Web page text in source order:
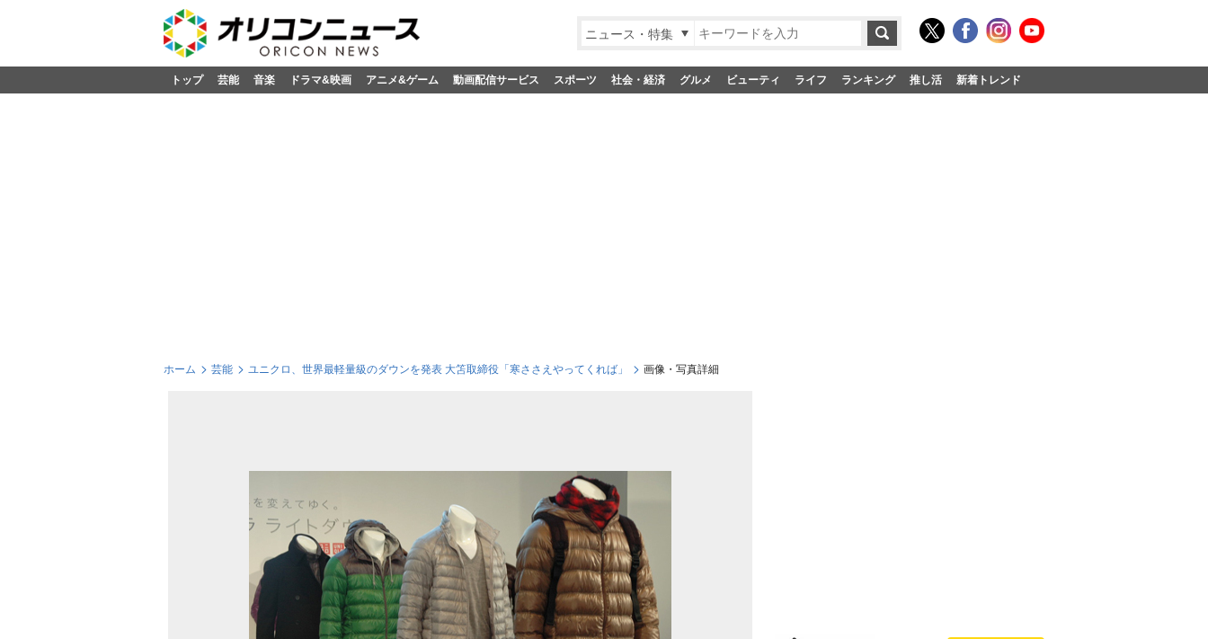
ニュース・特集
トップ 芸能 音楽 ドラマ&映画 アニメ&ゲーム 動画配信サービス スポーツ 社会・経済 グルメ ビューティ ライフ ランキング 推し活 新着トレンド
ホーム 芸能 ユニクロ、世界最軽量級のダウンを発表 大笘取締役「寒ささえやってくれば」 画像・写真詳細